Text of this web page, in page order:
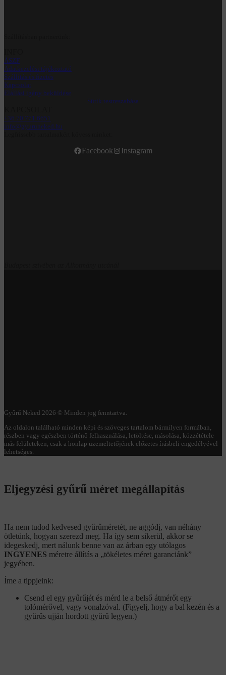
ÁSZF
Adatkezelési tájékoztató
Szállítás és fizetés
Kapcsolat
Elállási igény beküldése
Sütik testreszabása
+36 70 771 6651
info@gyuruneked.hu
Facebook Instagram
Gyűrű Neked 2026 © Minden jog fenntartva.
Az oldalon található minden képi és szöveges tartalom bármilyen formában,
részben vagy egészben történő felhasználása, letöltése, másolása, közzététele
más felületeken, csak a honlap üzemeltetőjének előzetes írásbeli engedélyével
lehetséges.
Eljegyzési gyűrű méret megállapítás
Ha nem tudod kedvesed gyűrűméretét, ne aggódj, van néhány
ötletünk, hogyan szerezd meg. Ha így sem sikerül, akkor se
idegeskedj, mert nálunk benne van az árban egy utólagos
INGYENES méretre állítás a „tökéletes méret garanciánk”
jegyében.
Íme a tippjeink:
Csend el egy gyűrűjét és mérd le a belső átmérőt egy
tolómérővel, vagy vonalzóval. (Figyelj, hogy a bal kezén és a
gyűrűs ujján hordott gyűrű legyen.)